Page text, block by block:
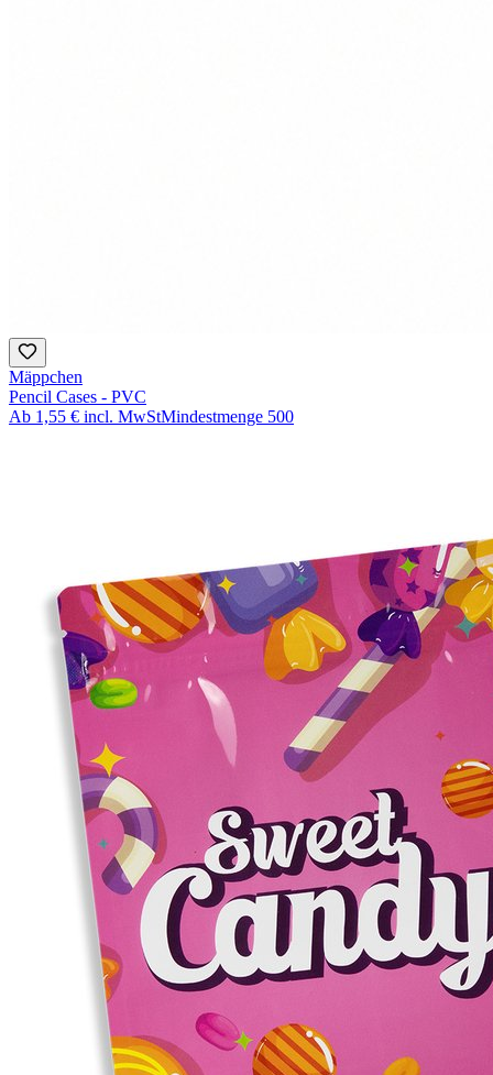
Mäppchen
Pencil Cases - PVC
Ab 1,55 € incl. MwStMindestmenge 500